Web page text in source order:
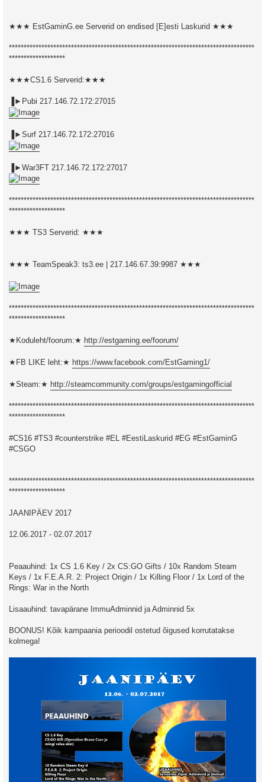
★★★ EstGaminG.ee Serverid on endised [E]esti Laskurid ★★★
***********************************************************************************
*******************
★★★CS1.6 Serverid:★★★
▐►Pubi 217.146.72.172:27015
▐►Surf 217.146.72.172:27016
▐►War3FT 217.146.72.172:27017
***********************************************************************************
*******************
★★★ TS3 Serverid: ★★★
★★★ TeamSpeak3: ts3.ee | 217.146.67.39:9987 ★★★
***********************************************************************************
*******************
★Koduleht/foorum:★ http://estgaming.ee/foorum/
★FB LIKE leht:★ https://www.facebook.com/EstGaming1/
★Steam:★ http://steamcommunity.com/groups/estgamingofficial
***********************************************************************************
*******************
#CS16 #TS3 #counterstrike #EL #EestiLaskurid #EG #EstGaminG
#CSGO
***********************************************************************************
*******************
JAANIPÄEV 2017
12.06.2017 - 02.07.2017
Peaauhind: 1x CS 1.6 Key / 2x CS:GO Gifts / 10x Random Steam
Keys / 1x F.E.A.R. 2: Project Origin / 1x Killing Floor / 1x Lord of the
Rings: War in the North
Lisaauhind: tavapärane ImmuAdminnid ja Adminnid 5x
BOONUS! Kõik kampaania perioodil ostetud õigused korrutatakse
kolmega!